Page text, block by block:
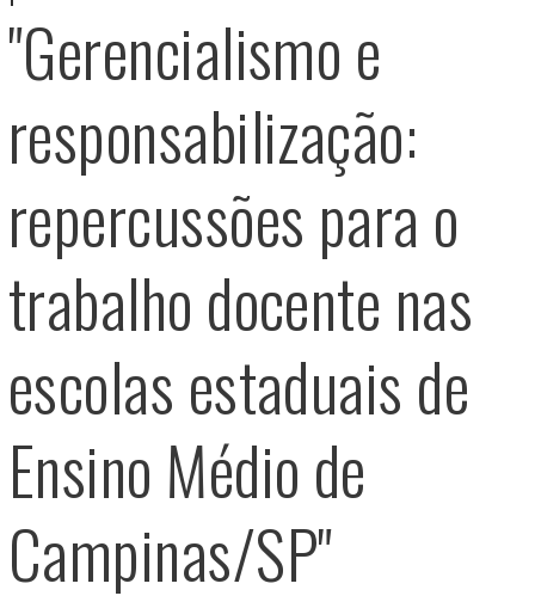
"Gerencialismo e
responsabilização:
repercussões para o
trabalho docente nas
escolas estaduais de
Ensino Médio de
Campinas/SP"